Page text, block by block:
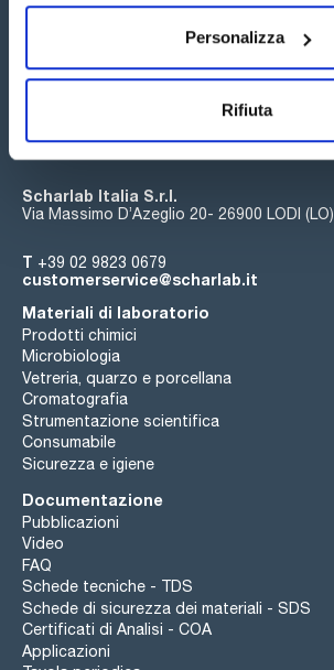
Personalizza
Rifiuta
Iscriviti alla Newsletter
Scharlab Italia S.r.l.
Via Massimo D’Azeglio 20- 26900 LODI (LO)
T +39 02 9823 0679
customerservice@scharlab.it
Materiali di laboratorio
Prodotti chimici
Microbiologia
Vetreria, quarzo e porcellana
Cromatografia
Strumentazione scientifica
Consumabile
Sicurezza e igiene
Documentazione
Pubblicazioni
Video
FAQ
Schede tecniche - TDS
Schede di sicurezza dei materiali - SDS
Certificati di Analisi - COA
Applicazioni